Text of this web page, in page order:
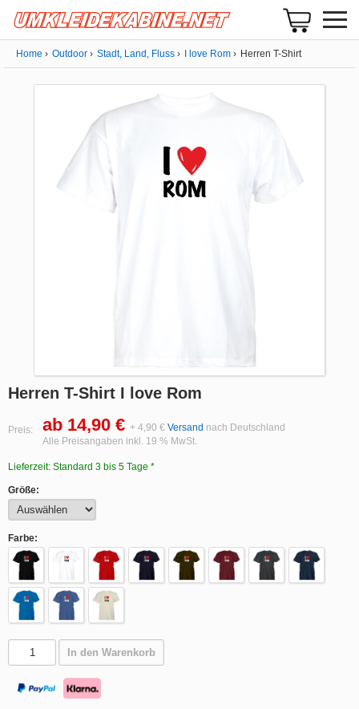
Home Outdoor Stadt, Land, Fluss I love Rom Herren T-Shirt
Herren T-Shirt I love Rom
Preis: ab 14,90 € + 4,90 € Versand nach Deutschland
Alle Preisangaben inkl. 19 % MwSt.
Lieferzeit: Standard 3 bis 5 Tage *
Größe:
Farbe:
In den Warenkorb